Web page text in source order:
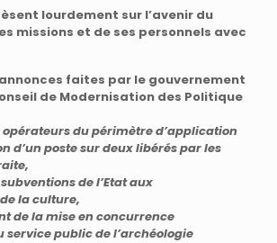
lourdement sur l’avenir du
missions et de ses personnels avec
faites par le gouvernement
de Modernisation des Politique
opérateurs du périmètre d’application
d’un poste sur deux libérés par les
de l’Etat aux
la culture,
de la mise en concurrence
public de l’archéologie